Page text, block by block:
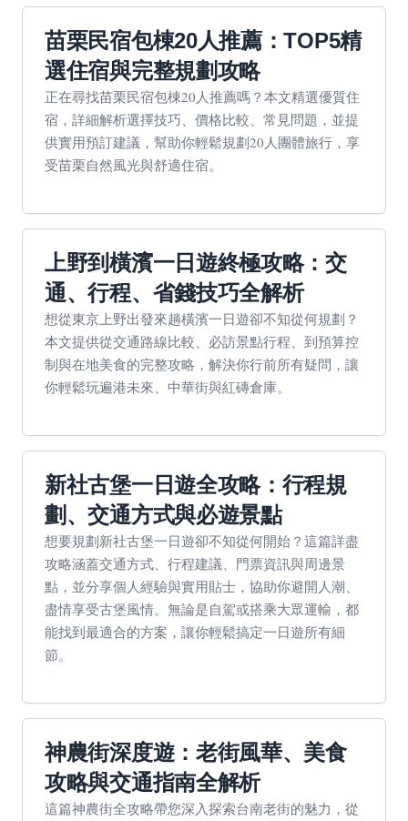
苗栗民宿包棟20人推薦：TOP5精
選住宿與完整規劃攻略
正在尋找苗栗民宿包棟20人推薦嗎？本文精選優質住
宿，詳細解析選擇技巧、價格比較、常見問題，並提
供實用預訂建議，幫助你輕鬆規劃20人團體旅行，享
受苗栗自然風光與舒適住宿。
上野到橫濱一日遊終極攻略：交
通、行程、省錢技巧全解析
想從東京上野出發來趟橫濱一日遊卻不知從何規劃？
本文提供從交通路線比較、必訪景點行程、到預算控
制與在地美食的完整攻略，解決你行前所有疑問，讓
你輕鬆玩遍港未來、中華街與紅磚倉庫。
新社古堡一日遊全攻略：行程規
劃、交通方式與必遊景點
想要規劃新社古堡一日遊卻不知從何開始？這篇詳盡
攻略涵蓋交通方式、行程建議、門票資訊與周邊景
點，並分享個人經驗與實用貼士，協助你避開人潮、
盡情享受古堡風情。無論是自駕或搭乘大眾運輸，都
能找到最適合的方案，讓你輕鬆搞定一日遊所有細
節。
神農街深度遊：老街風華、美食
攻略與交通指南全解析
這篇神農街全攻略帶您深入探索台南老街的魅力，從